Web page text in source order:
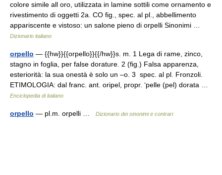
colore simile all oro, utilizzata in lamine sottili come ornamento e
rivestimento di oggetti 2a. CO fig., spec. al pl., abbellimento
appariscente e vistoso: un salone pieno di orpelli Sinonimi …
Dizionario italiano
orpello — {{hw}}{{orpello}}{{/hw}}s. m. 1 Lega di rame, zinco,
stagno in foglia, per false dorature. 2 (fig.) Falsa apparenza,
esteriorità: la sua onestà è solo un –o. 3 spec. al pl. Fronzoli.
ETIMOLOGIA: dal franc. ant. oripel, propr. ‘pelle (pel) dorata …
Enciclopedia di italiano
orpello — pl.m. orpelli … Dizionario dei sinonimi e contrari